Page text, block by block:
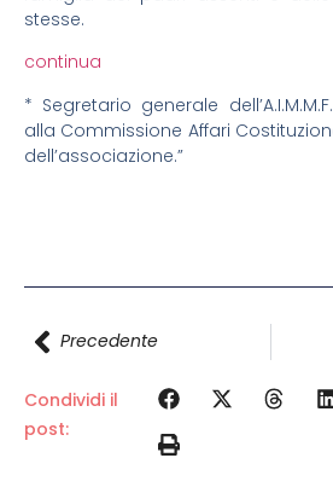
stesse.
continua
* Segretario generale
alla Commissione Affari
dell’associazione.”
Precedente
Condividi il
post: